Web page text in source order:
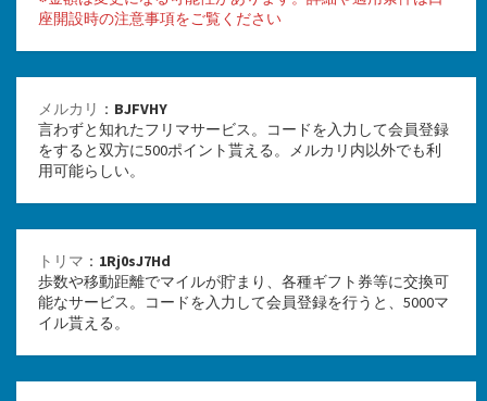
座開設時の注意事項をご覧ください
メルカリ ： BJFVHY
言わずと知れたフリマサービス。コードを入力して会員登録
をすると双方に500ポイント貰える。メルカリ内以外でも利
用可能らしい。
トリマ ： 1Rj0sJ7Hd
歩数や移動距離でマイルが貯まり、各種ギフト券等に交換可
能なサービス。コードを入力して会員登録を行うと、5000マ
イル貰える。